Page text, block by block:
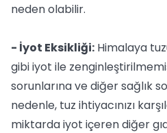
neden olabilir.
- İyot Eksikliği: Himalaya
gibi iyot ile
sorunlarına ve diğer sağlık
nedenle, tuz ihtiyacınızı
miktarda iyot içeren diğer